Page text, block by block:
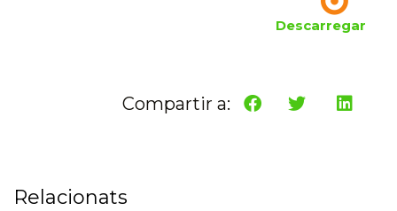
Descarregar
Compartir a:
Relacionats